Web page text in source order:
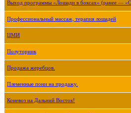
Выход программы «Лошади в боксах» (ранее —
Профессиональный массаж, терапия лошадей
ЦМИ
Полуторник
Продажа жеребцов.
Племенные пони на продажу.
Коневоз на Дальний Восток!